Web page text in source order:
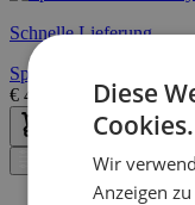
Schnelle Lieferung
Spannbettlaken Jersey
€ 43,95 51,00
Diese
Cookies.
Wir
Anzeigen